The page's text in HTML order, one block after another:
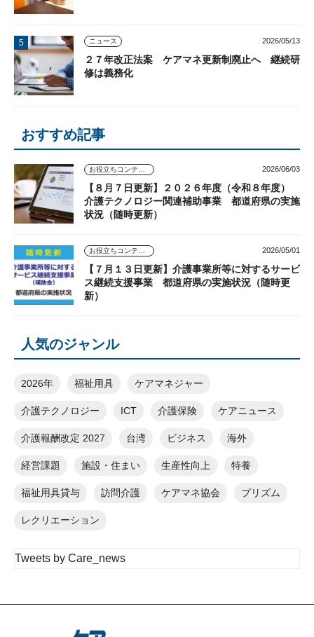
ニュース 2026/05/13
２７年改正法案 ケアマネ更新制廃止へ 継続研
修は義務化
おすすめ記事
お役立ちコンテンツ 2026/06/03
【８月７日更新】２０２６年度（令和８年度）
介護テクノロジー関連補助事業 都道府県の実施
状況（随時更新）
お役立ちコンテンツ 2026/05/01
【７月１３日更新】介護事業所等に対するサービ
ス継続支援事業 都道府県の実施状況（随時更
新）
人気のジャンル
2026年 福祉用具 ケアマネジャー
介護テクノロジー ICT 介護保険 ケアニュース
介護報酬改定 2027 台湾 ビジネス 海外
経営課題 施設・住まい 生産性向上 特養
福祉用具貸与 訪問介護 ケアマネ協会 プリズム
レクリエーション
Tweets by Care_news